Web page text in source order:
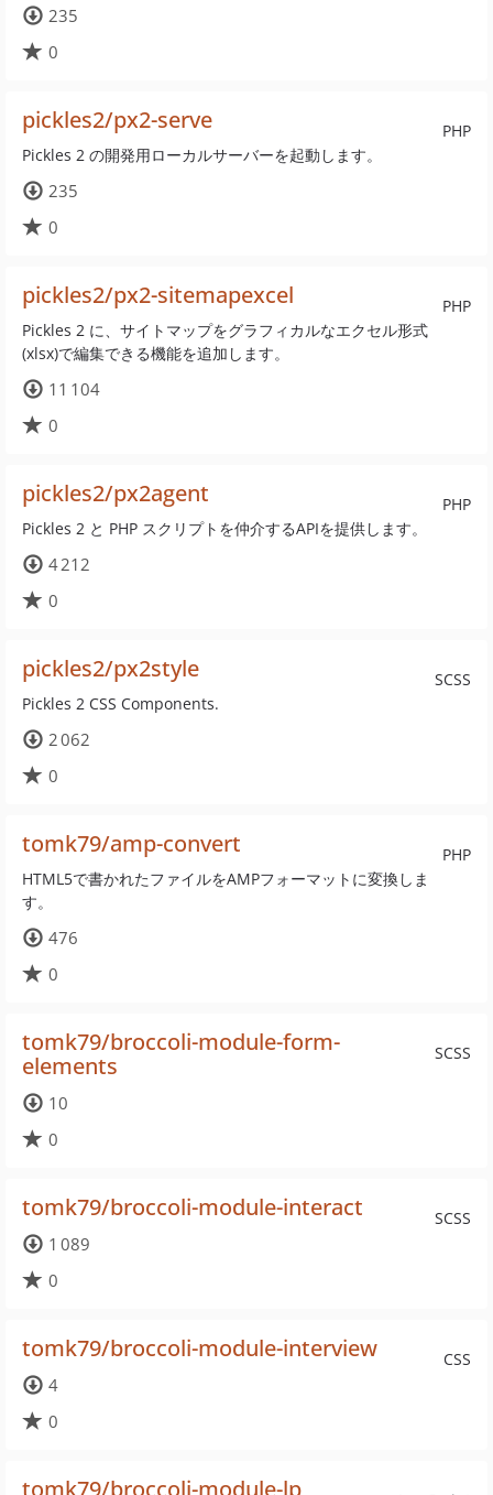
235
0
PHP
pickles2/px2-serve
Pickles 2 の開発用ローカルサーバーを起動します。
235
0
PHP
pickles2/px2-sitemapexcel
Pickles 2 に、サイトマップをグラフィカルなエクセル形式
(xlsx)で編集できる機能を追加します。
11 104
0
PHP
pickles2/px2agent
Pickles 2 と PHP スクリプトを仲介するAPIを提供します。
4 212
0
SCSS
pickles2/px2style
Pickles 2 CSS Components.
2 062
0
PHP
tomk79/amp-convert
HTML5で書かれたファイルをAMPフォーマットに変換しま
す。
476
0
SCSS
tomk79/broccoli-module-form-
elements
10
0
SCSS
tomk79/broccoli-module-interact
1 089
0
CSS
tomk79/broccoli-module-interview
4
0
tomk79/broccoli-module-lp